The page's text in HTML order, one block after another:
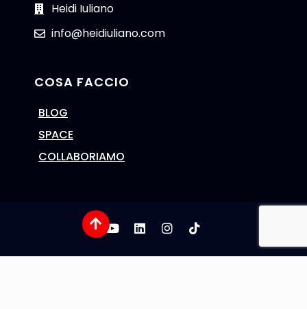
Heidi Iuliano
info@heidiuliano.com
COSA FACCIO
BLOG
SPACE
COLLABORIAMO